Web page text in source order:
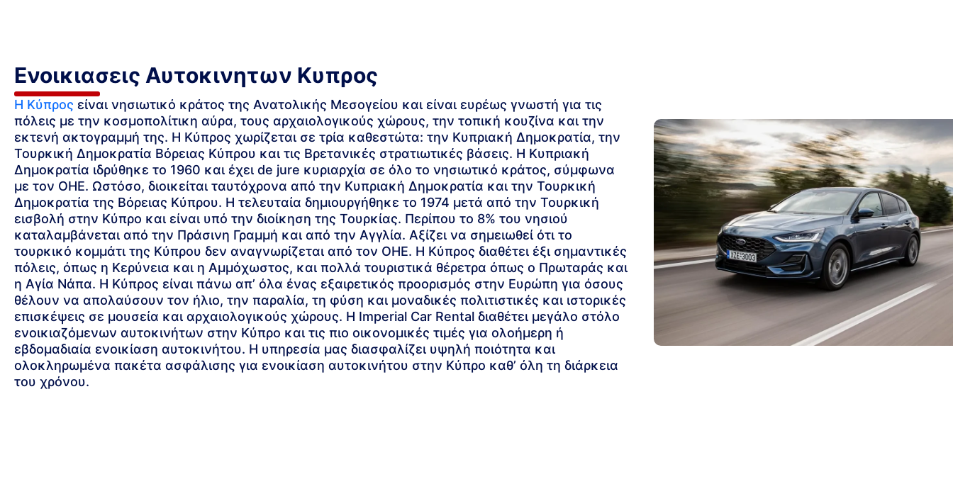
Ενοικιασεις Αυτοκινητων Κυπρος
Η Κύπρος είναι νησιωτικό κράτος της Ανατολικής Μεσογείου και είναι ευρέως γνωστή για τις
πόλεις με την κοσμοπολίτικη αύρα, τους αρχαιολογικούς χώρους, την τοπική κουζίνα και την
εκτενή ακτογραμμή της. Η Κύπρος χωρίζεται σε τρία καθεστώτα: την Κυπριακή Δημοκρατία, την
Τουρκική Δημοκρατία Βόρειας Κύπρου και τις Βρετανικές στρατιωτικές βάσεις. Η Κυπριακή
Δημοκρατία ιδρύθηκε το 1960 και έχει de jure κυριαρχία σε όλο το νησιωτικό κράτος, σύμφωνα
με τον ΟΗΕ. Ωστόσο, διοικείται ταυτόχρονα από την Κυπριακή Δημοκρατία και την Τουρκική
Δημοκρατία της Βόρειας Κύπρου. Η τελευταία δημιουργήθηκε το 1974 μετά από την Τουρκική
εισβολή στην Κύπρο και είναι υπό την διοίκηση της Τουρκίας. Περίπου το 8% του νησιού
καταλαμβάνεται από την Πράσινη Γραμμή και από την Αγγλία. Αξίζει να σημειωθεί ότι το
τουρκικό κομμάτι της Κύπρου δεν αναγνωρίζεται από τον ΟΗΕ. Η Κύπρος διαθέτει έξι σημαντικές
πόλεις, όπως η Κερύνεια και η Αμμόχωστος, και πολλά τουριστικά θέρετρα όπως ο Πρωταράς και
η Αγία Νάπα. Η Κύπρος είναι πάνω απ’ όλα ένας εξαιρετικός προορισμός στην Ευρώπη για όσους
θέλουν να απολαύσουν τον ήλιο, την παραλία, τη φύση και μοναδικές πολιτιστικές και ιστορικές
επισκέψεις σε μουσεία και αρχαιολογικούς χώρους. Η Imperial Car Rental διαθέτει μεγάλο στόλο
ενοικιαζόμενων αυτοκινήτων στην Κύπρο και τις πιο οικονομικές τιμές για ολοήμερη ή
εβδομαδιαία ενοικίαση αυτοκινήτου. Η υπηρεσία μας διασφαλίζει υψηλή ποιότητα και
ολοκληρωμένα πακέτα ασφάλισης για ενοικίαση αυτοκινήτου στην Κύπρο καθ’ όλη τη διάρκεια
του χρόνου.